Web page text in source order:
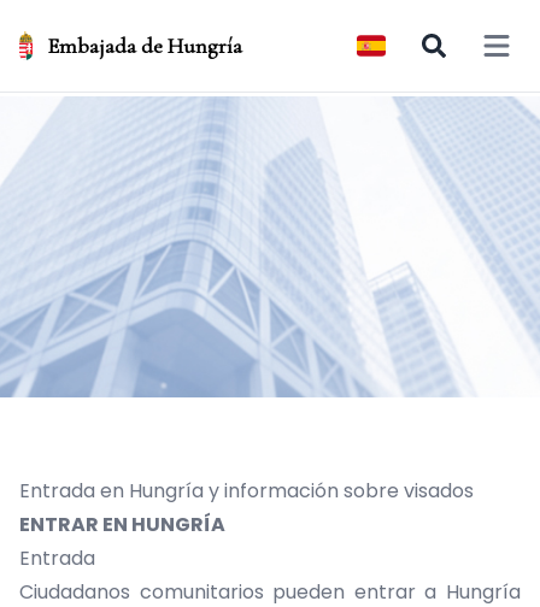
Embajada de Hungría Open
Entrada en Hungría y información sobre visados
ENTRAR EN HUNGRÍA
Entrada
Ciudadanos comunitarios pueden entrar a Hungría